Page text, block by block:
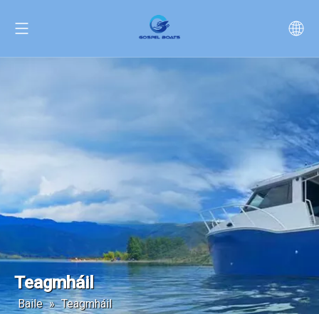
Teagmháil
Baile » Teagmháil